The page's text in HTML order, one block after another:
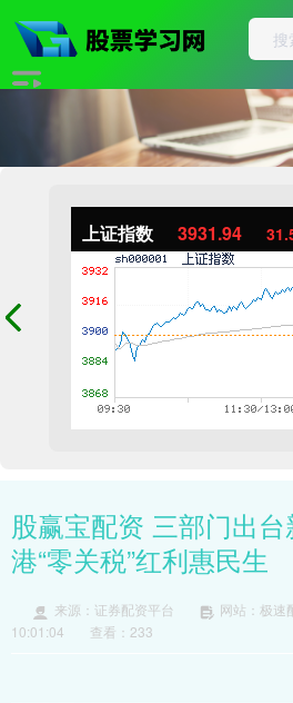
上证指数 3931.94
股赢宝配资 三部门出
港“零关税”红利惠民生
来源：证券配资平台 网站：极速
10:01:04
查看：233